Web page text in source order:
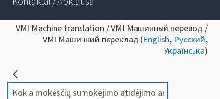
VMI Machine translation / VMI Машинный перевод /
VMI Машинний переклад (English, Русский,
Українська)